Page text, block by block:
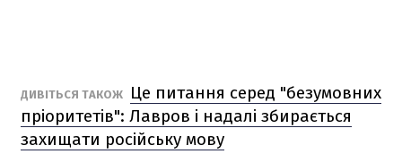
ДИВІТЬСЯ ТАКОЖ
Це питання серед "безумовних
пріоритетів": Лавров і надалі збирається
захищати російську мову